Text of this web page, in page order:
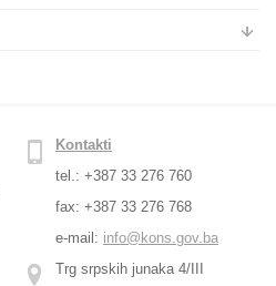
Kontakti
tel.: +387 33 276 760
fax: +387 33 276 768
e-mail: info@kons.gov.ba
Trg srpskih junaka 4/III